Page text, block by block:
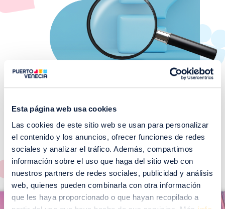
Esta página web usa cookies
Las cookies de este sitio web se usan para personalizar
el contenido y los anuncios, ofrecer funciones de redes
sociales y analizar el tráfico. Además, compartimos
información sobre el uso que haga del sitio web con
nuestros partners de redes sociales, publicidad y análisis
web, quienes pueden combinarla con otra información
que les haya proporcionado o que hayan recopilado a
¡No te pierdas nuestros
EVENTOS!
Ver todos >
m